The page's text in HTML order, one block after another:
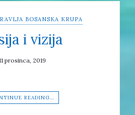
BOSANSKA KRUPA
i vizija
prosinca, 2019
READING…